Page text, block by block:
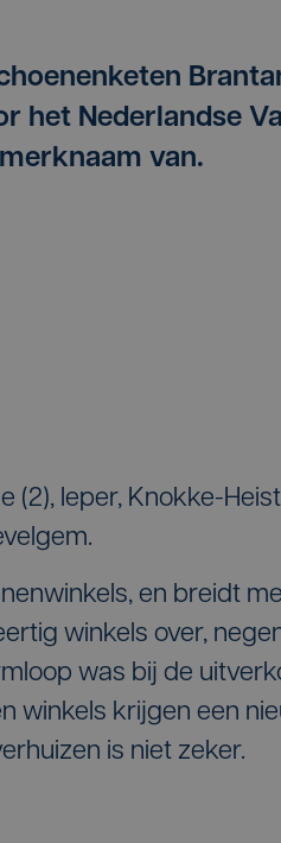
het Nederlandse
van.
Ieper, Knokke-
en breidt
winkels over,
was bij de
winkels krijgen een
is niet zeker.